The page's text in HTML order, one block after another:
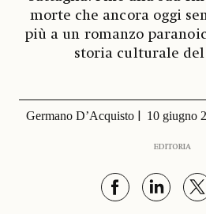
morte che ancora oggi
più a un romanzo
storia culturale del
Germano D’Acquisto 10 giugno
EDITORIA